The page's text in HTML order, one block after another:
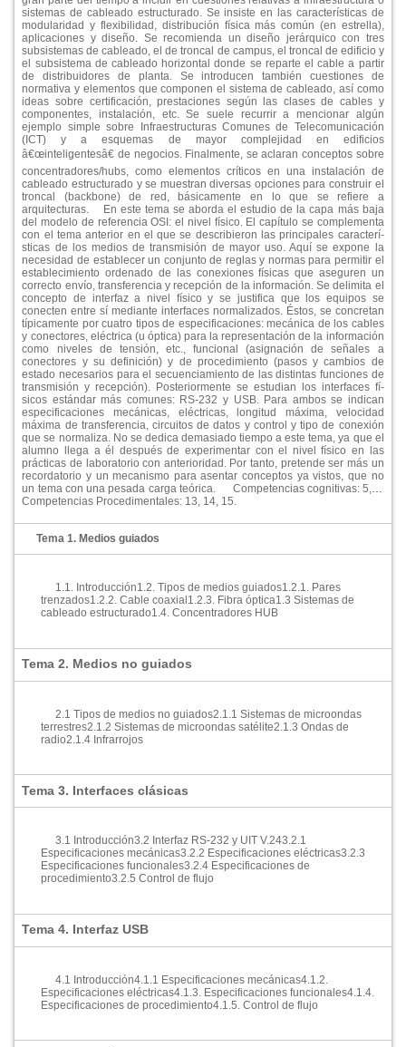
sistemas de cableado estructurado. Se insiste en las caracterí­sticas de
modularidad y flexibilidad, distribución fí­sica más común (en estrella),
aplicaciones y diseño. Se recomienda un diseño jerárquico con tres
subsistemas de cableado, el de troncal de campus, el troncal de edificio y
el subsistema de cableado horizontal donde se reparte el cable a partir
de distribuidores de planta. Se introducen también cuestiones de
normativa y elementos que componen el sistema de cableado, así­ como
ideas sobre certificación, prestaciones según las clases de cables y
componentes, instalación, etc. Se suele recurrir a mencionar algún
ejemplo simple sobre Infraestructuras Comunes de Telecomunicación
(ICT) y a esquemas de mayor complejidad en edificios
â€œinteligentesâ€ de negocios. Finalmente, se aclaran conceptos sobre
concentradores/hubs, como elementos crí­ticos en una instalación de
cableado estructurado y se muestran diversas opciones para construir el
troncal (backbone) de red, básicamente en lo que se refiere a
arquitecturas.
En este tema se aborda el estudio de la capa más baja
del modelo de referencia OSI: el nivel fí­sico. El capí­tulo se complementa
con el tema anterior en el que se describieron las principales caracterí­
sticas de los medios de transmisión de mayor uso. Aquí­ se expone la
necesidad de establecer un conjunto de reglas y normas para permitir el
establecimiento ordenado de las conexiones fí­sicas que aseguren un
correcto enví­o, transferencia y recepción de la información. Se delimita el
concepto de interfaz a nivel fí­sico y se justifica que los equipos se
conecten entre sí­ mediante interfaces normalizados. Éstos, se concretan
tí­picamente por cuatro tipos de especificaciones: mecánica de los cables
y conectores, eléctrica (u óptica) para la representación de la información
como niveles de tensión, etc., funcional (asignación de señales a
conectores y su definición) y de procedimiento (pasos y cambios de
estado necesarios para el secuenciamiento de las distintas funciones de
transmisión y recepción). Posteriormente se estudian los interfaces fí­
sicos estándar más comunes: RS-232 y USB. Para ambos se indican
especificaciones mecánicas, eléctricas, longitud máxima, velocidad
máxima de transferencia, circuitos de datos y control y tipo de conexión
que se normaliza. No se dedica demasiado tiempo a este tema, ya que el
alumno llega a él después de experimentar con el nivel fí­sico en las
prácticas de laboratorio con anterioridad. Por tanto, pretende ser más un
recordatorio y un mecanismo para asentar conceptos ya vistos, que no
un tema con una pesada carga teórica.
Competencias cognitivas: 5, 6.
Competencias Procedimentales: 13, 14, 15.
Tema 1. Medios guiados
1.1. Introducción1.2. Tipos de medios guiados1.2.1. Pares
trenzados1.2.2. Cable coaxial 1.2.3. Fibra óptica1.3 Sistemas de
cableado estructurado1.4. Concentradores HUB
Tema 2. Medios no guiados
2.1 Tipos de medios no guiados2.1.1 Sistemas de microondas
terrestres2.1.2 Sistemas de microondas satélite2.1.3 Ondas de
radio2.1.4 Infrarrojos
Tema 3. Interfaces clásicas
3.1 Introducción3.2 Interfaz RS-232 y UIT V.243.2.1
Especificaciones mecánicas3.2.2 Especificaciones eléctricas3.2.3
Especificaciones funcionales3.2.4 Especificaciones de
procedimiento3.2.5 Control de flujo
Tema 4. Interfaz USB
4.1 Introducción4.1.1 Especificaciones mecánicas4.1.2.
Especificaciones eléctricas4.1.3. Especificaciones funcionales4.1.4.
Especificaciones de procedimiento4.1.5. Control de flujo